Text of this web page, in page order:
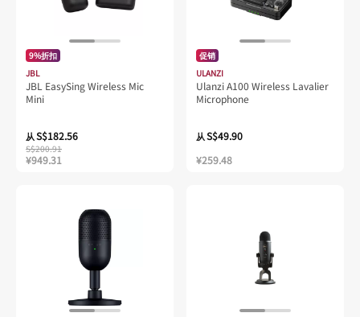
9%折扣
JBL
JBL EasySing Wireless Mic
Mini
从S$182.56
S$200.91
¥949.31
促销
ULANZI
Ulanzi A100 Wireless Lavalier
Microphone
从S$49.90
¥259.48